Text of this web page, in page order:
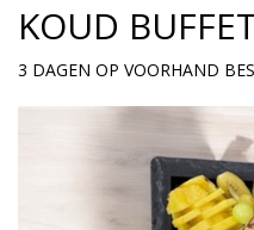
KOUD
3 DAGEN OP VOORHAND